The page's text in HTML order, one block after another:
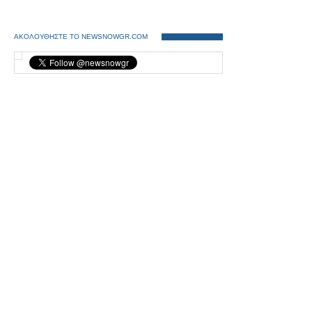
ΑΚΟΛΟΥΘΗΣΤΕ ΤΟ NEWSNOWGR.COM